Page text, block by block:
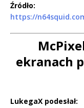
Źródło:
https://
ekranach
LukegaX podesłał: